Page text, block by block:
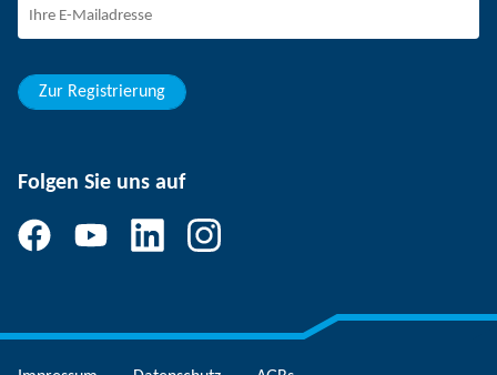
Berufseinsteiger
Schüler
Zur Registrierung
Folgen Sie uns auf